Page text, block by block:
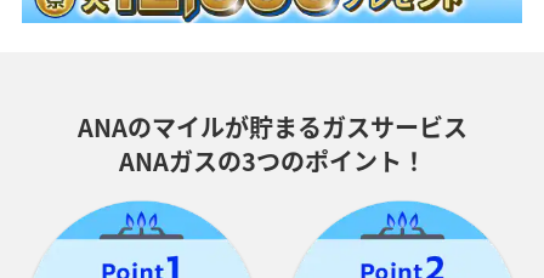
ANAのマイルが貯まるガスサービス
ANAガスの3つのポイント！